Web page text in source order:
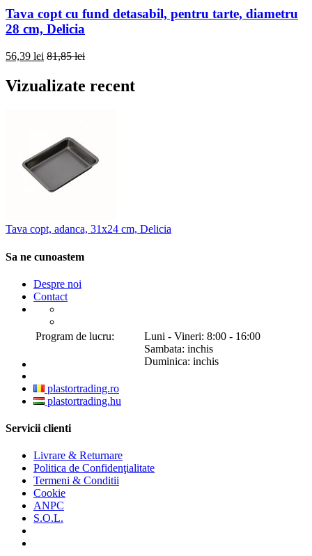
Tava copt cu fund detasabil, pentru tarte, diametru
28 cm, Delicia
56,39 lei 81,85 lei
Vizualizate recent
Tava copt, adanca, 31x24 cm, Delicia
Sa ne cunoastem
Despre noi
Contact
Program de lucru:
Luni - Vineri: 8:00 - 16:00
Sambata: inchis
Duminica: inchis
plastortrading.ro
plastortrading.hu
Servicii clienti
Livrare & Returnare
Politica de Confidenţialitate
Termeni & Conditii
Cookie
ANPC
S.O.L.